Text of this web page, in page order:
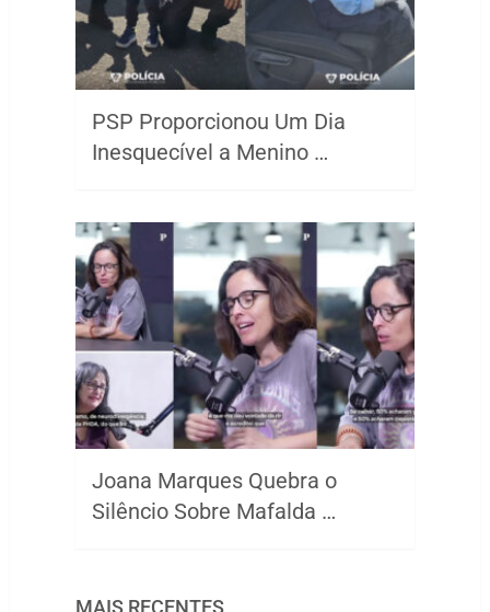
PSP Proporcionou Um Dia
Inesquecível a Menino …
Joana Marques Quebra o
Silêncio Sobre Mafalda …
MAIS RECENTES